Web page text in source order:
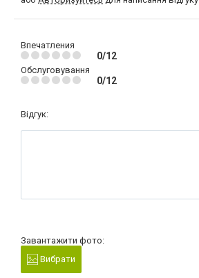
Впечатления
0/12
Обслуговування
0/12
Відгук:
Завантажити фото:
Вибрати